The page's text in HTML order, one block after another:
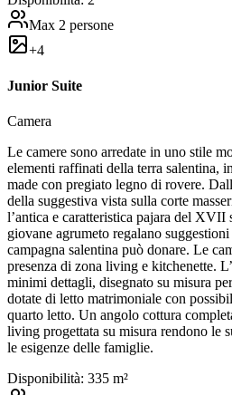
Max 2 persone
+4
Junior Suite
Camera
Le camere sono arredate in uno stile
elementi raffinati della terra salentina,
made con pregiato legno di rovere.
della suggestiva vista sulla corte
l’antica e caratteristica pajara del
giovane agrumeto regalano
campagna salentina può donare. Le
presenza di zona living e kitchenette.
minimi dettagli, disegnato su misura
dotate di letto matrimoniale con
quarto letto. Un angolo cottura
living progettata su misura rendono le
le esigenze delle famiglie.
Disponibilità: 335 m²